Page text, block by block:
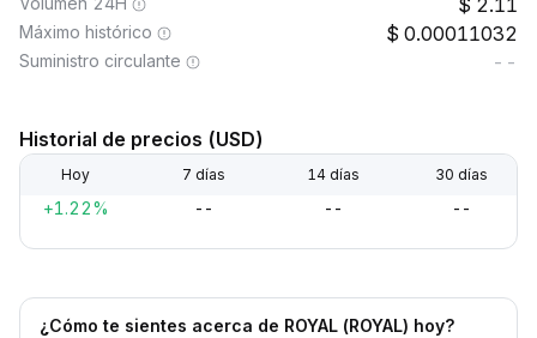
2.11
Máximo histórico 0.00011032
Suministro circulante --
Historial de precios (USD)
Hoy 7 días 14 días 30 días
+1.22% -- -- --
¿Cómo te sientes acerca de ROYAL (ROYAL) hoy?